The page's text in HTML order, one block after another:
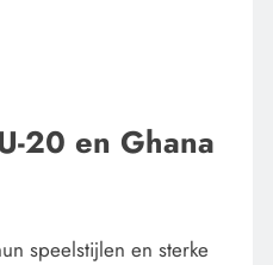
20 en Ghana
speelstijlen en sterke